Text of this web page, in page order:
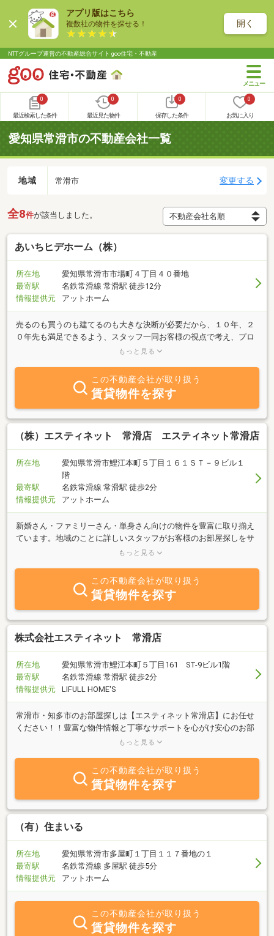
アプリ版はこちら
複数社の物件を探せる！ 開く
NTTグループ運営の不動産総合サイト goo住宅・不動産
0
最近検索した条件
0
最近見た物件
0
保存した条件
0
お気に入り
愛知県常滑市の不動産会社一覧
地域 常滑市 変更する
全8件が該当しました。
あいちヒデホーム（株）
所在地
愛知県常滑市市場町４丁目４０番地
最寄駅
名鉄常滑線 常滑駅 徒歩12分
情報提供元
アットホーム
売るのも買うのも建てるのも大きな決断が必要だから、１０年、２
０年先も満足できるよう、スタッフ一同お客様の視点で考え、プロ
としての提案を心がけています。住まいの事ならお気軽に当社にお
もっと見る
この不動産会社が取り扱う
賃貸物件を探す
（株）エスティネット 常滑店 エスティネット常滑店
所在地
愛知県常滑市鯉江本町５丁目１６１ＳＴ－９ビル１
階
最寄駅
名鉄常滑線 常滑駅 徒歩2分
情報提供元
アットホーム
新婚さん・ファミリーさん・単身さん向けの物件を豊富に取り揃え
ています。地域のことに詳しいスタッフがお客様のお部屋探しをサ
ポート致します。当社は、名鉄常滑線 常滑駅（西口）から西へ徒
ら物件を貸したいオーナー様のご相談まで承っております。また建
築から始まった当社ですが、専門家が多数在籍しております。賃貸
のみならず、売買、賃貸管理、外壁改修、室内リフォーム等トータ
ルにサポートさせていただきます、事業用のテナント、定期借地も
取り扱っております。土地探しもご依頼くださいませ(^^)/日々の疲
れた生活に、ちょっとした幸せを。日々の生活に住まいを通して少
もっと見る
この不動産会社が取り扱う
賃貸物件を探す
株式会社エスティネット 常滑店
所在地
愛知県常滑市鯉江本町５丁目161 ST-9ビル1階
最寄駅
名鉄常滑線 常滑駅 徒歩2分
情報提供元
LIFULL HOME'S
常滑市・知多市のお部屋探しは【エスティネット常滑店】にお任せ
ください！！豊富な物件情報と丁寧なサポートを心がけ安心のお部
屋探しをお届けします。駅徒歩2分＆駐車場あり◎笑顔でご来店を
もっと見る
この不動産会社が取り扱う
賃貸物件を探す
（有）住まいる
所在地
愛知県常滑市多屋町１丁目１１７番地の１
最寄駅
名鉄常滑線 多屋駅 徒歩5分
情報提供元
アットホーム
この不動産会社が取り扱う
賃貸物件を探す